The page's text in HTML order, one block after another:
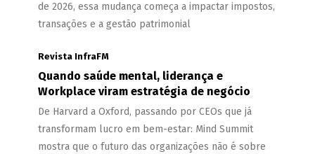
de 2026, essa mudança começa a impactar impostos,
transações e a gestão patrimonial
Revista InfraFM
Quando saúde mental, liderança e
Workplace viram estratégia de negócio
De Harvard a Oxford, passando por CEOs que já
transformam lucro em bem-estar: Mind Summit
mostra que o futuro das organizações não é sobre